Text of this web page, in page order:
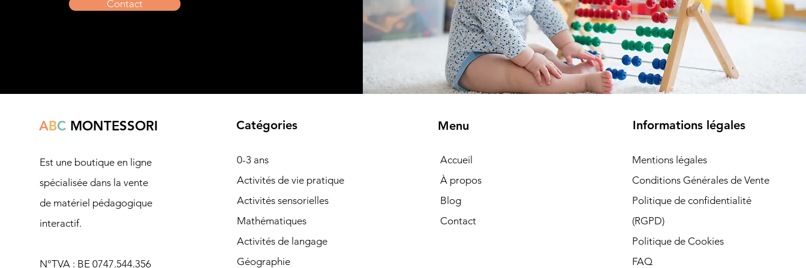
Contact
ABCMONTESSORI
Est une boutique en ligne
spécialisée dans la vente
de matériel pédagogique
interactif.
N°TVA : BE 0747.544.356
Catégories
0-3 ans
Activités de vie pratique
Activités sensorielles
Mathématiques
Activités de langage
Géographie
Menu
Accueil
À propos
Blog
Contact
Informations légales
Mentions légales
Conditions Générales de Vente
Politique de confidentialité
(RGPD)​
Politique de Cookies
FAQ